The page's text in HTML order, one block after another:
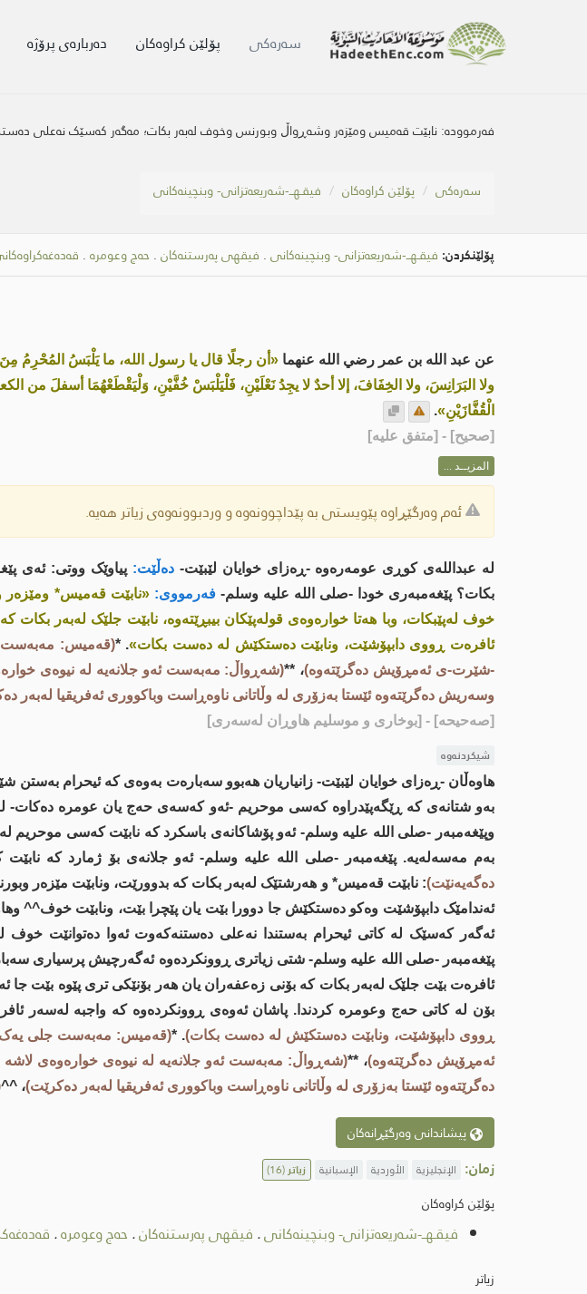
سه‌ره‌كی پۆلێن کراوەکان دەربارەی پرۆژە
فەرموودە:نابێت قەمیس ومێزەر وشەڕواڵ وبورنس وخوف لەبەر بکات؛ مەگەر کەسێک نەعلی
سه‌ره‌كی پۆلێن کراوەکان فیقـهــ-شەریعەتزانی- وبنچینەکانی
پۆلێنکردن: فیقـهــ-شەریعەتزانی- وبنچینەکانی . فیقهی پەرستنەكان . حەج وعومرە .
عن عبد الله بن عمر رضي الله عنهما«أن رجلًا قال يا رسول الله، ما يَلْبَسُ المُحْرِمُ مِنَ
ولا البَرَانِسَ، ولا الخِفَافَ، إلا أحدٌ لا يجِدُ نَعْلَيْنِ، فَلْيَلْبَسْ خُفَّيْنِ، وَلْيَقْطَعْهُمَا أسفلَ من
الْقُفَّازَيْنِ».
[صحيح] - [متفق عليه]
المزيــد ...
ئەم وەرگێڕاوە پێویستی بە پێداچوونەوە و وردبوونەوەی زیاتر هەیە.
لە عبداللەی کوڕی عومەرەوە -ڕەزای خوایان لێبێت- دەڵێت: پیاوێک ووتی: ئەی
بکات؟ پێغەمبەری خودا -صلى اللە علیە وسلم- فەرمووی: «نابێت قەمیس*
خوف لەپێبکات، وبا هەتا خوارەوەى قولەپێکان بیبڕێتەوە، نابێت جلێک لەبەر
ئافرەت ڕووی دابپۆشێت، ونابێت دەستکێش لە دەست بکات». *(قەمیس: مەبەست
-شێرت-ی ئەمڕۆیش دەگرێتەوە)، **(شەڕواڵ: مەبەست ئەو جلانەیە لە نیوەى
وسەریش دەگرێتەوە ئێستا بەزۆری لە وڵاتانى ناوەڕاست وباکووری ئەفریقیا لەبەر
[صەحیحە] - [بوخاری و موسلیم هاوڕان لەسەری]
شیکردنەوە
هاوەڵان -ڕەزای خوایان لێبێت- زانیاریان هەبوو سەبارەت بەوەى کە ئیحرام بەستن
بەو شتانەى کە ڕێگەپێدراوە کەسی موحریم -ئەو کەسەی حەج یان عومرە دەکات-
وپێغەمبەر -صلى اللە علیە وسلم- ئەو پۆشاکانەى باسکرد کە نابێت کەسی موحریم
بەم مەسەلەیە. پێغەمبەر -صلى اللە علیە وسلم- ئەو جلانەى بۆ ژمارد کە
دەگەیەنێت): نابێت قەمیس* و هەرشتێک لەبەر بکات کە بدوورێت، ونابێت مێزەر
ئەندامێک دابپۆشێت وەکو دەستکێش جا دوورا بێت یان پێچرا بێت، ونابێت خوف^^
ئەگەر کەسێک لە کاتی ئیحرام بەستندا نەعلی دەستنەکەوت ئەوا دەتوانێت خوف
پێغەمبەر -صلى اللە علیە وسلم- شتی زیاتری ڕوونکردەوە ئەگەرچیش پرسیاری
ئافرەت بێت جلێک لەبەر بکات کە بۆنی زەعفەران یان هەر بۆنێکی تری پێوە بێت جا
بۆن لە کاتی حەج وعومرە کردندا. پاشان ئەوەى ڕوونکردەوە کە واجبە لەسەر
ڕووی دابپۆشێت، ونابێت دەستکێش لە دەست بکات). *(قەمیس: مەبەست جلی یەک
ئەمڕۆیش دەگرێتەوە)، **(شەڕواڵ: مەبەست ئەو جلانەیە لە نیوەى خوارەوەى لاشە
دەگرێتەوە ئێستا بەزۆری لە وڵاتانى ناوەڕاست وباکووری ئەفریقیا لەبەر دەکرێت)، ^^
پیشاندانی وەرگێڕانەکان
زمان: الإنجليزية الأوردية الإسبانية زیاتر(16)
پۆلێن کراوەکان
فیقـهــ-شەریعەتزانی- وبنچینەکانی. فیقهی پەرستنەكان. حەج وعومرە.
زیاتر